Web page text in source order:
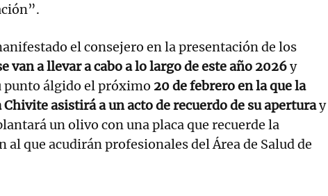
el consejero en la presentación de los
van a llevar a cabo a lo largo de este año 2026y
punto álgido el próximo 20 de febrero en la que la
asistirá a un acto de recuerdo de su aperturay
un olivo con una placa que recuerde la
al que acudirán profesionales del Área de Salud de